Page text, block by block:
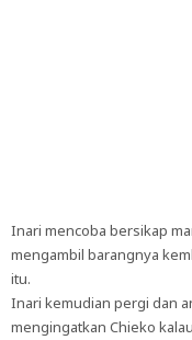
Inari mencoba bersikap
mengambil barangnya
itu.
Inari kemudian pergi dan
mengingatkan Chieko